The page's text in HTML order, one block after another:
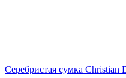
Серебристая сумка Christian